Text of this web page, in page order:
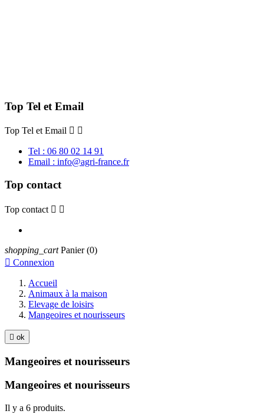
Top Tel et Email
Top Tel et Email  
Tel : 06 80 02 14 91
Email : info@agri-france.fr
Top contact
Top contact  
shopping_cart Panier (0)
 Connexion
Accueil
Animaux à la maison
Elevage de loisirs
Mangeoires et nourisseurs
 ok
Mangeoires et nourisseurs
Mangeoires et nourisseurs
Il y a 6 produits.